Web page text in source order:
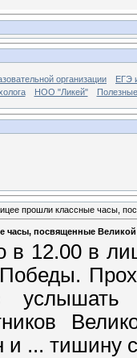
организации
ЕГЭ
НОО "Ликей"
прошли классные часы,
часы, посвященные
в 12.00 в
услышать
и ... тишину